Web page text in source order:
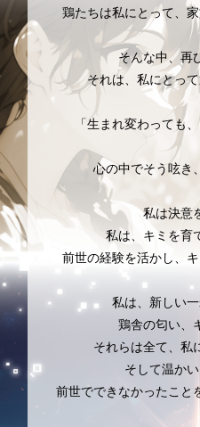
鶏たちは私にとって、
そんな中、再
それは、私にとっ
「生まれ変わっても
心の中でそう呟き
私は決意
私は、キミを育
前世の経験を活かし、
私は、新しい一
鶏舎の匂い、
それらは全て、私
そして温かい
前世でできなかったこと